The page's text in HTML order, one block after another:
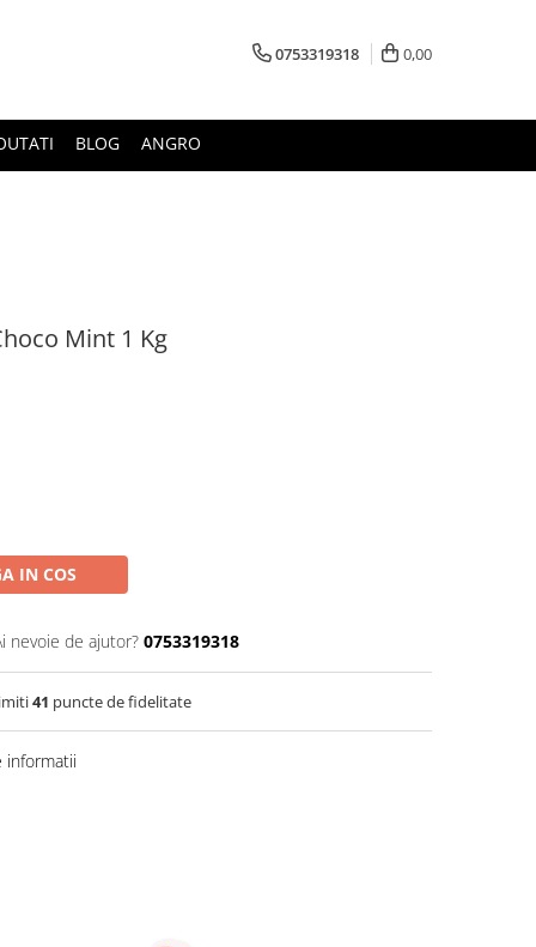
0753319318 0,00
BLOG ANGRO
Mint 1 Kg
IN COS
nevoie de ajutor? 0753319318
41 puncte de fidelitate
informatii